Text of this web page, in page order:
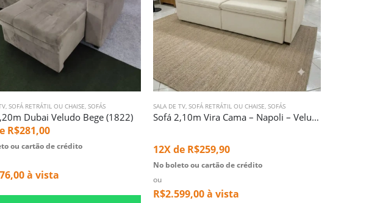
SOFÁ RETRÁTIL OU CHAISE SOFÁS
Dubai Veludo Bege (1822)
R$281,00
ou cartão de crédito
à vista
SALA DE TV SOFÁ RETRÁTIL OU CHAISE SOFÁS
Sofá 2,10m Vira Cama – Napoli – Veludo Soft Claro (3930)
12X de R$259,90
No boleto ou cartão de crédito
ou
R$2.599,00à vista